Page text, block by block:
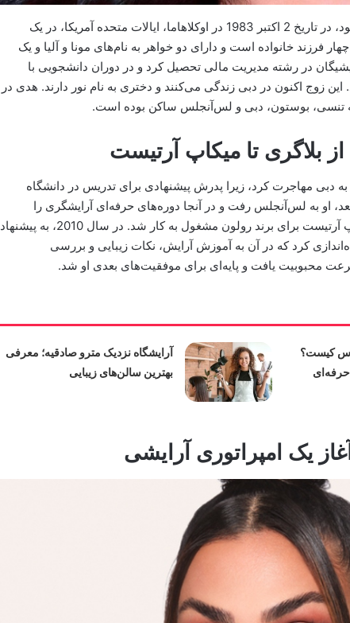
هدی کتان، که با نام هدی بیوتی شناخته می‌شود، در تاریخ 2 اکتبر 1983 در اوکلاهاما، ایالات متحده آمریکا، در یک
فرزند خانواده است و دارای دو خواهر به نام‌های مونا و آلیا و یک
در رشته مدیریت مالی تحصیل کرد و در دوران دانشجویی با
زوج اکنون در دبی زندگی می‌کنند و دختری به نام نور دارند. هدی در
تنسی، بوستون، دبی و لس‌آنجلس ساکن بوده است.
بلاگری تا میکاپ آرتیست
با خانواده‌اش به دبی مهاجرت کرد، زیرا پدرش پیشنهادی برای تدریس در دانشگاه
او به لس‌آنجلس رفت و در آنجا دوره‌های حرفه‌ای آرایشگری را
گذراند. پس از بازگشت به دبی، به‌عنوان میکاپ آرتیست برای برند رولون مشغول به کار شد. در سال 2010، به پیشنهاد
کرد که در آن به آموزش آرایش، نکات زیبایی و بررسی
محبوبیت یافت و پایه‌ای برای موفقیت‌های بعدی او شد.
کیست؟
آرایشگاه نزدیک مترو صادقیه؛ معرفی
بهترین سالن‌های زیبایی
یک امپراتوری آرایشی